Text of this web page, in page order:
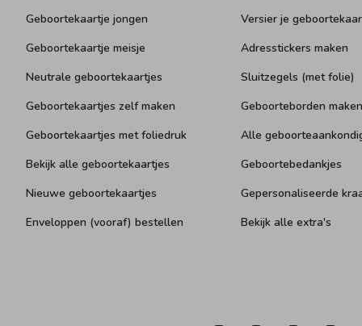
Geboortekaartje jongen
Geboortekaartje meisje
Neutrale geboortekaartjes
Geboortekaartjes zelf maken
Geboortekaartjes met foliedruk
Bekijk alle geboortekaartjes
Nieuwe geboortekaartjes
Enveloppen (vooraf) bestellen
Versier je
Adresstickers maken
Sluitzegels (met folie)
Geboorteborden maken
Alle
Geboortebedankjes
Gepersonaliseerde
Bekijk alle extra's